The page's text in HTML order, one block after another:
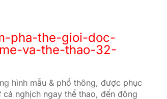
pha-the-gioi-doc-
va-the-thao-32-